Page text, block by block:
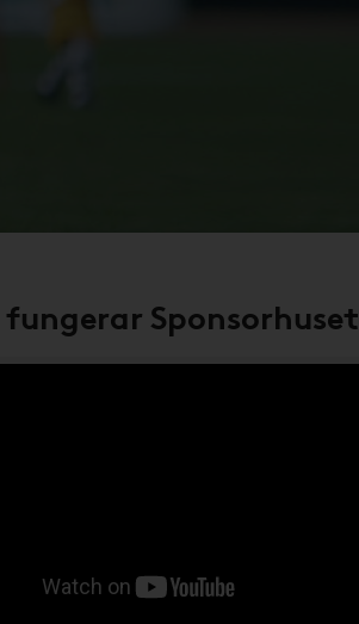
Sponsorhuset